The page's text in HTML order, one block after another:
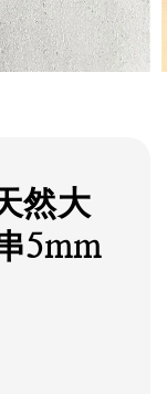
然大
5mm